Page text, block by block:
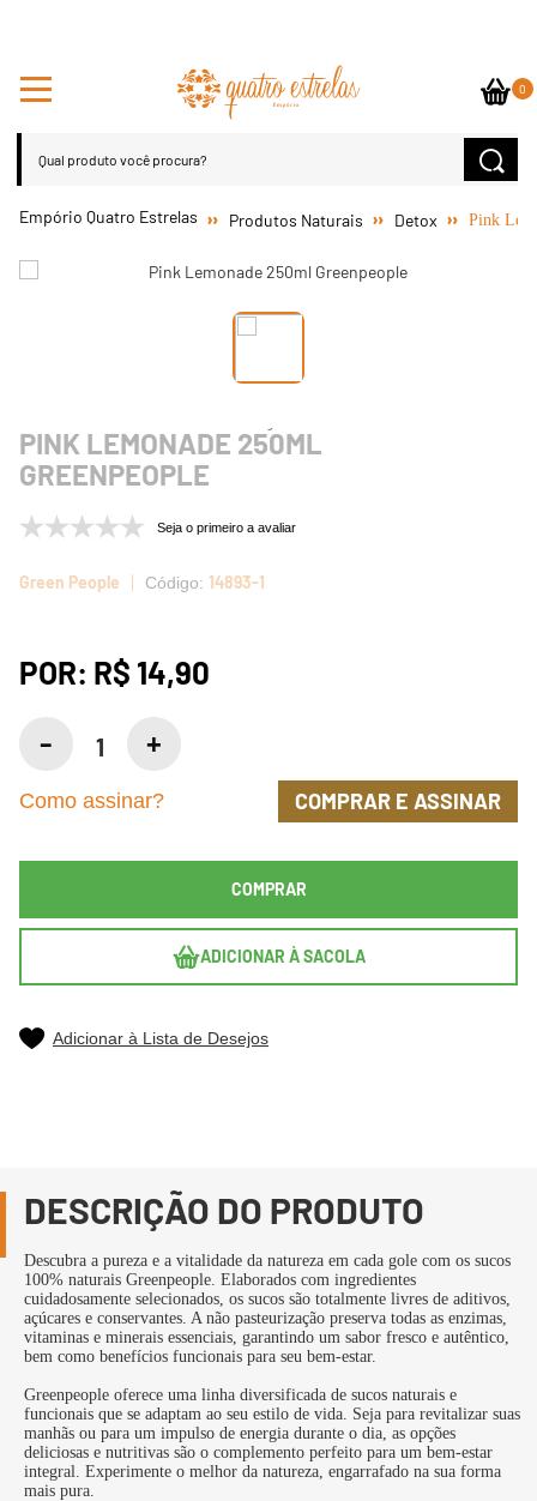
0
Produtos Naturais Detox Pink
PINK LEMONADE 250ML
GREENPEOPLE
Seja o primeiro a avaliar
Green People 14893-1
POR: R$ 14,90
COMPRAR
ADICIONAR À SACOLA
Como assinar? COMPRAR E ASSINAR
Adicionar à Lista de Desejos
DESCRIÇÃO DO PRODUTO
Descubra a pureza e a vitalidade da natureza em cada gole com os sucos
100% naturais Greenpeople. Elaborados com ingredientes
cuidadosamente selecionados, os sucos são totalmente livres de aditivos,
açúcares e conservantes. A não pasteurização preserva todas as enzimas,
vitaminas e minerais essenciais, garantindo um sabor fresco e autêntico,
bem como benefícios funcionais para seu bem-estar.
Greenpeople oferece uma linha diversificada de sucos naturais e
funcionais que se adaptam ao seu estilo de vida. Seja para revitalizar suas
manhãs ou para um impulso de energia durante o dia, as opções
deliciosas e nutritivas são o complemento perfeito para um bem-estar
integral. Experimente o melhor da natureza, engarrafado na sua forma
mais pura.